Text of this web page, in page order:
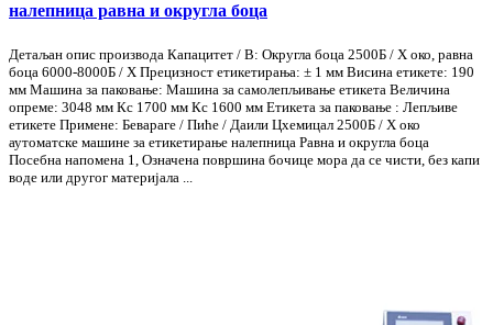
налепница равна и округла боца
Детаљан опис производа Капацитет / В: Округла боца 2500Б / Х око, равна
боца 6000-8000Б / Х Прецизност етикетирања: ± 1 мм Висина етикете: 190
мм Машина за паковање: Машина за самолепљивање етикета Величина
опреме: 3048 мм Кс 1700 мм Кс 1600 мм Етикета за паковање : Лепљиве
етикете Примене: Бевараге / Пиће / Даили Цхемицал 2500Б / Х око
аутоматске машине за етикетирање налепница Равна и округла боца
Посебна напомена 1, Означена површина бочице мора да се чисти, без капи
воде или другог материјала ...